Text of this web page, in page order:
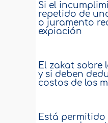
Si el
repetido de
o juramento
expiación
El zakat sobre
y si deben
costos de los
Está